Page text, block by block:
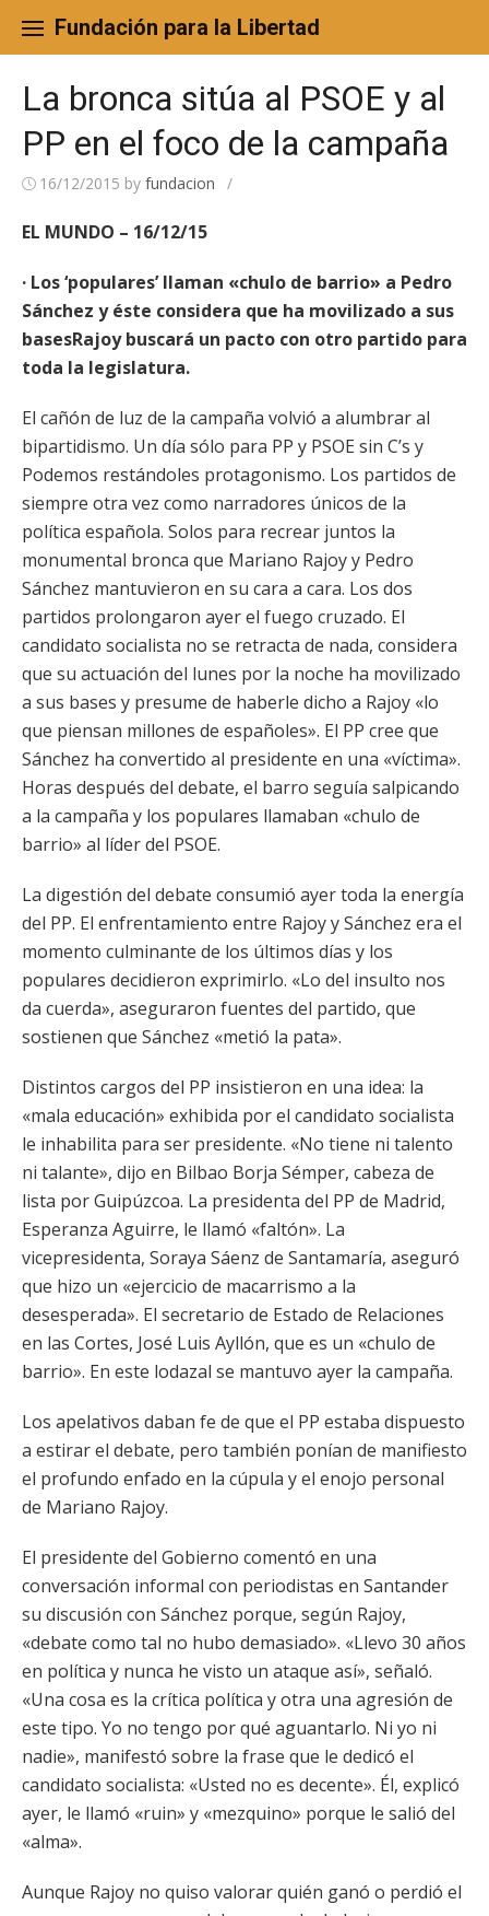
content
Fundación para la Libertad
La bronca sitúa al PSOE y al
PP en el foco de la campaña
16/12/2015 by fundacion /
EL MUNDO – 16/12/15
· Los ‘populares’ llaman «chulo de barrio» a Pedro
Sánchez y éste considera que ha movilizado a sus
basesRajoy buscará un pacto con otro partido para
toda la legislatura.
El cañón de luz de la campaña volvió a alumbrar al
bipartidismo. Un día sólo para PP y PSOE sin C’s y
Podemos restándoles protagonismo. Los partidos de
siempre otra vez como narradores únicos de la
política española. Solos para recrear juntos la
monumental bronca que Mariano Rajoy y Pedro
Sánchez mantuvieron en su cara a cara. Los dos
partidos prolongaron ayer el fuego cruzado. El
candidato socialista no se retracta de nada, considera
que su actuación del lunes por la noche ha movilizado
a sus bases y presume de haberle dicho a Rajoy «lo
que piensan millones de españoles». El PP cree que
Sánchez ha convertido al presidente en una «víctima».
Horas después del debate, el barro seguía salpicando
a la campaña y los populares llamaban «chulo de
barrio» al líder del PSOE.
La digestión del debate consumió ayer toda la energía
del PP. El enfrentamiento entre Rajoy y Sánchez era el
momento culminante de los últimos días y los
populares decidieron exprimirlo. «Lo del insulto nos
da cuerda», aseguraron fuentes del partido, que
sostienen que Sánchez «metió la pata».
Distintos cargos del PP insistieron en una idea: la
«mala educación» exhibida por el candidato socialista
le inhabilita para ser presidente. «No tiene ni talento
ni talante», dijo en Bilbao Borja Sémper, cabeza de
lista por Guipúzcoa. La presidenta del PP de Madrid,
Esperanza Aguirre, le llamó «faltón». La
vicepresidenta, Soraya Sáenz de Santamaría, aseguró
que hizo un «ejercicio de macarrismo a la
desesperada». El secretario de Estado de Relaciones
en las Cortes, José Luis Ayllón, que es un «chulo de
barrio». En este lodazal se mantuvo ayer la campaña.
Los apelativos daban fe de que el PP estaba dispuesto
a estirar el debate, pero también ponían de manifiesto
el profundo enfado en la cúpula y el enojo personal
de Mariano Rajoy.
El presidente del Gobierno comentó en una
conversación informal con periodistas en Santander
su discusión con Sánchez porque, según Rajoy,
«debate como tal no hubo demasiado». «Llevo 30 años
en política y nunca he visto un ataque así», señaló.
«Una cosa es la crítica política y otra una agresión de
este tipo. Yo no tengo por qué aguantarlo. Ni yo ni
nadie», manifestó sobre la frase que le dedicó el
candidato socialista: «Usted no es decente». Él, explicó
ayer, le llamó «ruin» y «mezquino» porque le salió del
«alma».
Aunque Rajoy no quiso valorar quién ganó o perdió el